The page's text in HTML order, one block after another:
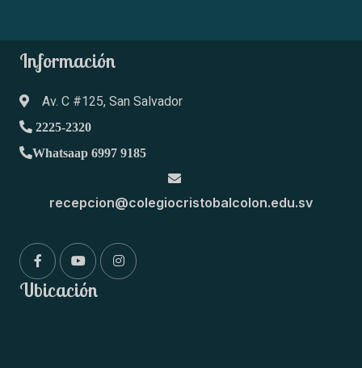
Información
Av. C #125, San Salvador
2225-2320
Whatsaap 6997 9185
recepcion@colegiocristobalcolon.edu.sv
Ubicación